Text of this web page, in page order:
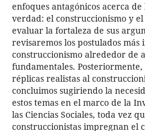
enfoques antagónicos acerca
verdad: el construccionismo y
evaluar la fortaleza de sus
revisaremos los postulados
construccionismo alrededor de
fundamentales.
réplicas realistas al
concluimos sugiriendo la
estos temas en el marco de la
las Ciencias Sociales, toda vez
construccionistas impregnan el